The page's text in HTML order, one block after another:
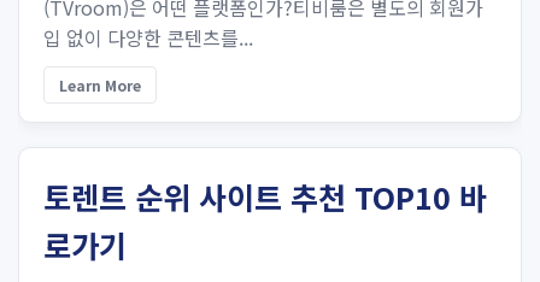
(TVroom)은 어떤 플랫폼인가?티비룸은 별도의 회원가
입 없이 다양한 콘텐츠를...
Learn More
토렌트 순위 사이트 추천 TOP10 바
로가기